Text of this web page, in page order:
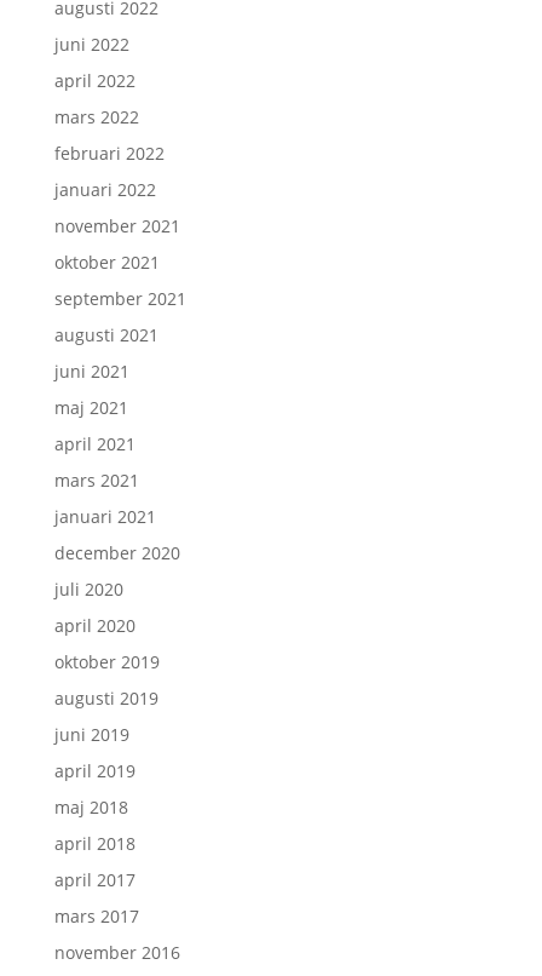
augusti 2022
juni 2022
april 2022
mars 2022
februari 2022
januari 2022
november 2021
oktober 2021
september 2021
augusti 2021
juni 2021
maj 2021
april 2021
mars 2021
januari 2021
december 2020
juli 2020
april 2020
oktober 2019
augusti 2019
juni 2019
april 2019
maj 2018
april 2018
april 2017
mars 2017
november 2016